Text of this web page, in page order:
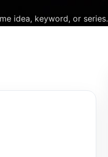
idea, keyword, or series.